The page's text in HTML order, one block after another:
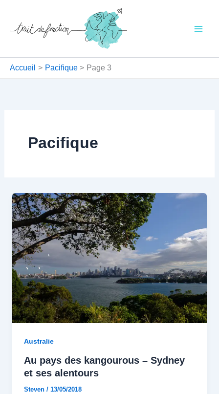
contenu
Accueil Pacifique Page 3
Pacifique
Australie
Au pays des kangourous – Sydney
et ses alentours
Steven / 13/05/2018